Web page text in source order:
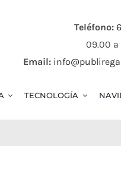
Teléfono:
09.00 a
Email:
TECNOLOGÍA